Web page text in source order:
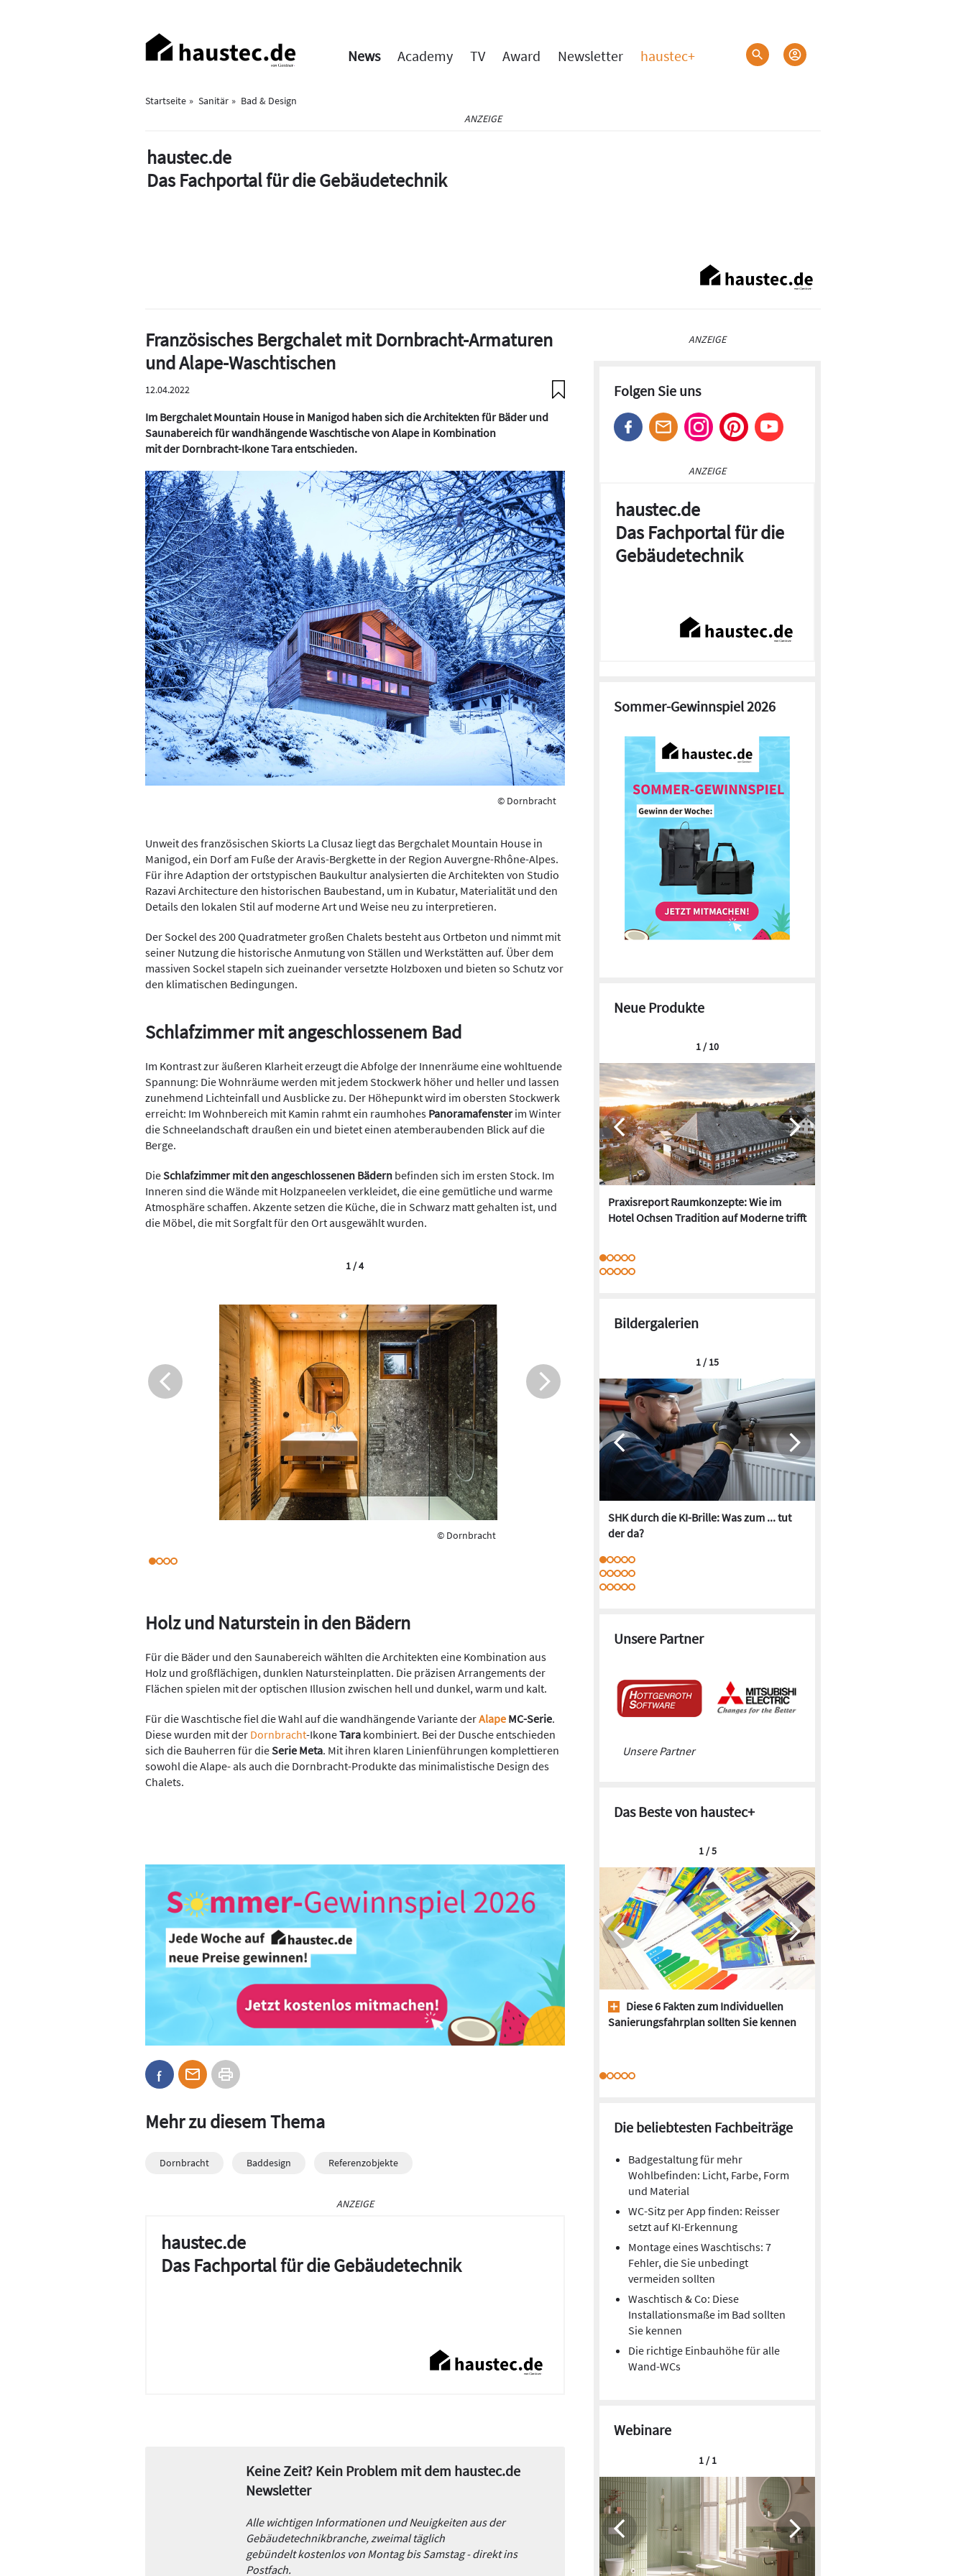
Haupt-
Navigation
News Academy TV Award Newsletter haustec+
Startseite Sanitär
Bad & Design
ANZEIGE
haustec.de
Das Fachportal für die Gebäudetechnik
Französisches Bergchalet mit Dornbracht-Armaturen
und Alape-Waschtischen
12.04.2022
Im Bergchalet Mountain House in Manigod haben sich die Architekten für Bäder und
Saunabereich für wandhängende Waschtische von Alape in Kombination
mit der Dornbracht-Ikone Tara entschieden.
© Dornbracht
Unweit des französischen Skiorts La Clusaz liegt das Bergchalet Mountain House in
Manigod, ein Dorfam Fuße der Aravis-Bergkette in der Region Auvergne-Rhône-Alpes.
Für ihre Adaption der ortstypischen Baukultur analysierten die Architekten von Studio
Razavi Architecture den historischen Baubestand, um in Kubatur, Materialität und den
Details den lokalen Stil auf moderne Art und Weise neu zu interpretieren.
Der Sockel des 200 Quadratmeter großen Chalets besteht aus Ortbeton und nimmt mit
seiner Nutzung die historische Anmutung von Ställen und Werkstätten auf. Über dem
massiven Sockel stapeln sich zueinander versetzte Holzboxen und bieten so Schutz vor
den klimatischen Bedingungen.
Schlafzimmer mit angeschlossenem Bad
Im Kontrast zur äußeren Klarheit erzeugt die Abfolge der Innenräume eine wohltuende
Spannung: Die Wohnräume werden mit jedem Stockwerk höher und heller und lassen
zunehmend Lichteinfall und Ausblicke zu. Der Höhepunkt wird im obersten Stockwerk
erreicht: Im Wohnbereich mit Kamin rahmt ein raumhohes Panoramafensterim Winter
die Schneelandschaft draußen ein und bietet einen atemberaubenden Blick auf die
Berge.
DieSchlafzimmer mit den angeschlossenen Bädern befinden sich im ersten Stock. Im
Inneren sind die Wände mit Holzpaneelen verkleidet, die eine gemütliche und warme
Atmosphäre schaffen. Akzente setzen die Küche, die in Schwarz matt gehalten ist, und
die Möbel, die mit Sorgfalt für den Ort ausgewählt wurden.
© Dornbracht
1 / 4
Holz und Naturstein in den Bädern
Für die Bäder und den Saunabereich wählten die Architekten eine Kombination aus
Holz und großflächigen, dunklen Natursteinplatten. Die präzisen Arrangements der
Flächen spielen mit der optischen Illusion zwischen hell und dunkel, warm und kalt.
Für die Waschtische fiel die Wahl auf die wandhängende Variante derAlape MC-Serie.
Diese wurden mit der Dornbracht-IkoneTara kombiniert. Bei der Dusche entschieden
sich die Bauherren für dieSerie Meta. Mit ihren klaren Linienführungen komplettieren
sowohl die Alape- als auch die Dornbracht-Produkte das minimalistische Design des
Chalets.
Mehr zu diesem Thema
Dornbracht Baddesign Referenzobjekte
ANZEIGE
haustec.de
Das Fachportal für die Gebäudetechnik
Keine Zeit? Kein Problem mit dem haustec.de
Newsletter
Alle wichtigen Informationen und Neuigkeiten aus der
Gebäudetechnikbranche, zweimal täglich
gebündelt kostenlos von Montag bis Samstag - direkt ins
Postfach.
ANZEIGE
Folgen Sie uns
ANZEIGE
haustec.de
Das Fachportal für die
Gebäudetechnik
Sommer-Gewinnspiel 2026
Neue Produkte
Praxisreport Raumkonzepte: Wie im
Hotel Ochsen Tradition auf Moderne trifft
1 / 10
Bildergalerien
SHK durch die KI-Brille: Was zum ... tut
der da?
1 / 15
Unsere Partner
Unsere Partner
Das Beste von haustec+
Diese 6 Fakten zum Individuellen
Sanierungsfahrplan sollten Sie kennen
1 / 5
Die beliebtesten Fachbeiträge
Badgestaltung für mehr
Wohlbefinden: Licht, Farbe, Form
und Material
WC-Sitz per App finden: Reisser
setzt auf KI-Erkennung
Montage eines Waschtischs: 7
Fehler, die Sie unbedingt
vermeiden sollten
Waschtisch & Co: Diese
Installationsmaße im Bad sollten
Sie kennen
Die richtige Einbauhöhe für alle
Wand-WCs
Webinare
1 / 1